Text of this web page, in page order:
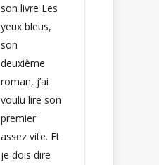
son livre Les
yeux bleus,
son
deuxième
roman, j’ai
voulu lire son
premier
assez vite. Et
je dois dire